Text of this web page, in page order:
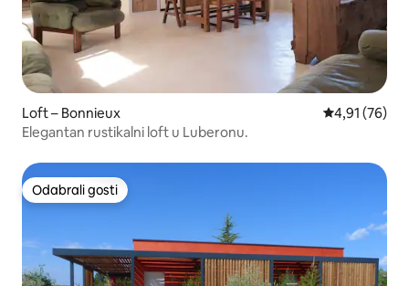
Loft – Bonnieux Prosječna
4,91 (76)
Elegantan rustikalni loft u Luberonu.
Odabrali gosti
Odabrali gosti